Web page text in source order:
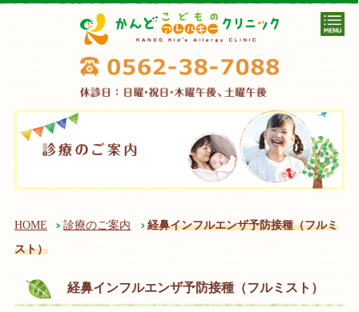
HOME 診療のご案内
経鼻インフルエンザ予防接種（フルミ
スト）
経鼻インフルエンザ予防接種（フルミスト）